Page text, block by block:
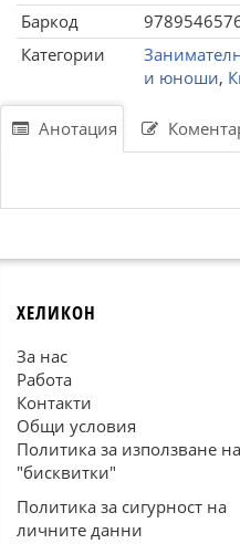
Баркод
Категории
и юноши,
Анотация
ХЕЛИКОН
За нас
Работа
Контакти
Общи условия
Политика за използване на
"бисквитки"
Политика за сигурност на
личните данни